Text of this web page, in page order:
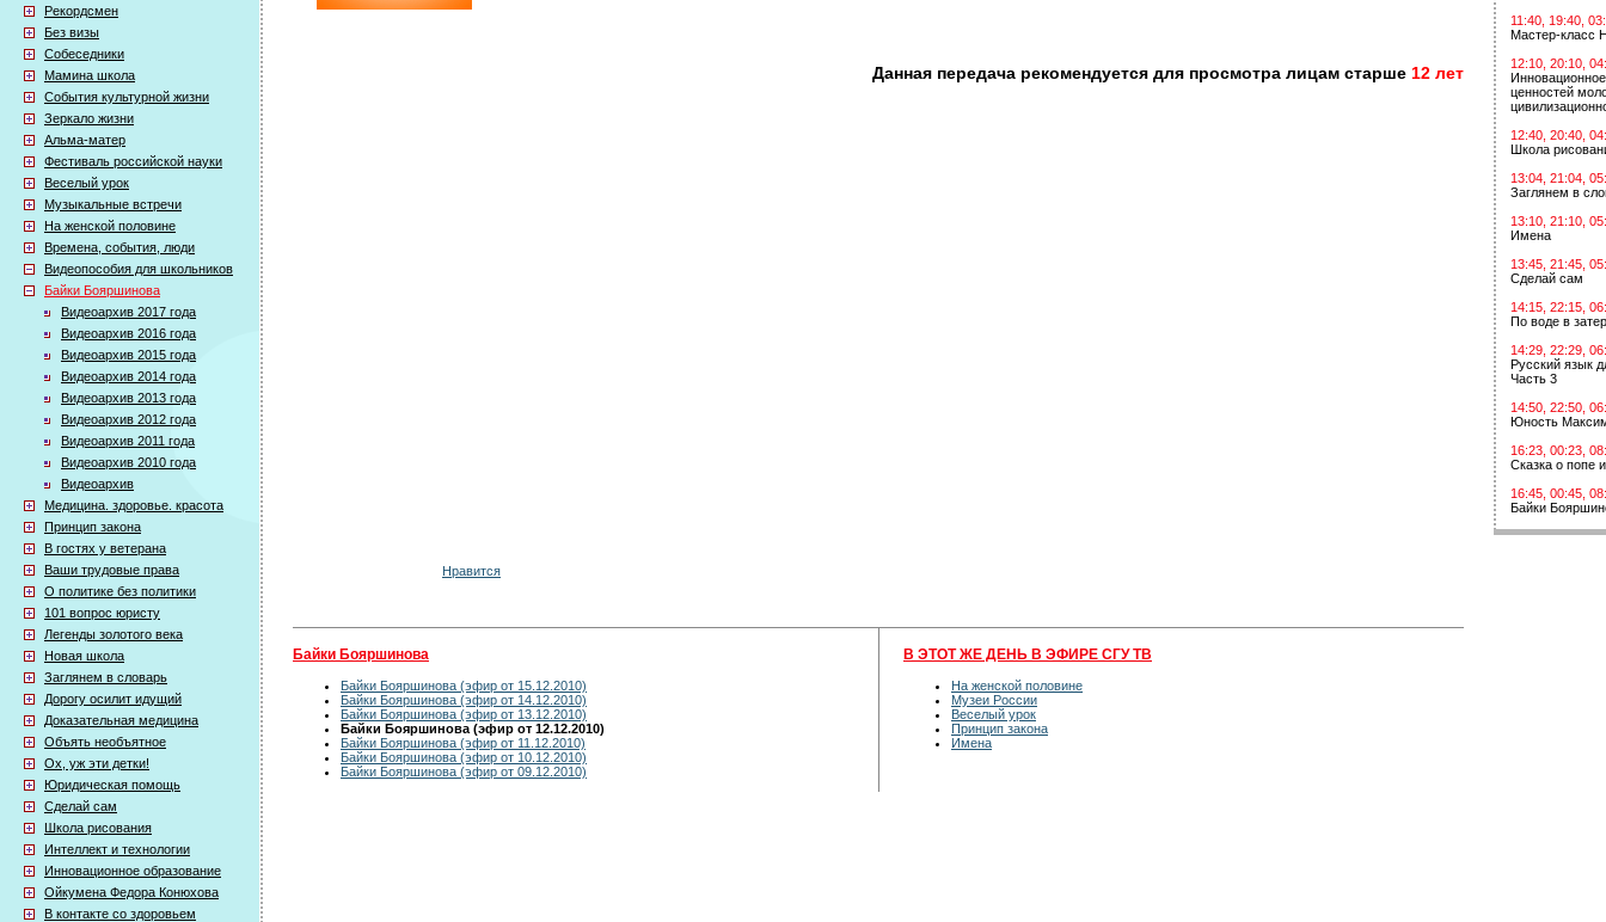
Рекордсмен
Без визы
Собеседники
Мамина школа
События культурной жизни
Зеркало жизни
Альма-матер
Фестиваль российской науки
Веселый урок
Музыкальные встречи
На женской половине
Времена, события, люди
Видеопособия для школьников
Байки Бояршинова
Видеоархив 2017 года
Видеоархив 2016 года
Видеоархив 2015 года
Видеоархив 2014 года
Видеоархив 2013 года
Видеоархив 2012 года
Видеоархив 2011 года
Видеоархив 2010 года
Видеоархив
Медицина. здоровье. красота
Принцип закона
В гостях у ветерана
Ваши трудовые права
О политике без политики
101 вопрос юристу
Легенды золотого века
Новая школа
Заглянем в словарь
Дорогу осилит идущий
Доказательная медицина
Объять необъятное
Ох, уж эти детки!
Юридическая помощь
Сделай сам
Школа рисования
Интеллект и технологии
Инновационное образование
Ойкумена Федора Конюхова
В контакте со здоровьем
Данная передача рекомендуется для просмотра лицам старше 12 лет
Нравится
Байки Бояршинова
Байки Бояршинова (эфир от 15.12.2010)
Байки Бояршинова (эфир от 14.12.2010)
Байки Бояршинова (эфир от 13.12.2010)
Байки Бояршинова (эфир от 12.12.2010)
Байки Бояршинова (эфир от 11.12.2010)
Байки Бояршинова (эфир от 10.12.2010)
Байки Бояршинова (эфир от 09.12.2010)
В ЭТОТ ЖЕ ДЕНЬ В ЭФИРЕ СГУ ТВ
На женской половине
Музеи России
Веселый урок
Принцип закона
Имена
11:40, 19:40,
Мастер-класс
12:10, 20:10,
ценностей
12:40, 20:40,
Школа
13:04, 21:04,
Заглянем в
13:10, 21:10,
Имена
13:45, 21:45,
Сделай сам
14:15, 22:15,
По воде в
14:29, 22:29,
Русский язык
Часть 3
14:50, 22:50,
Юность
16:23, 00:23,
Сказка о попе
16:45, 00:45,
Байки